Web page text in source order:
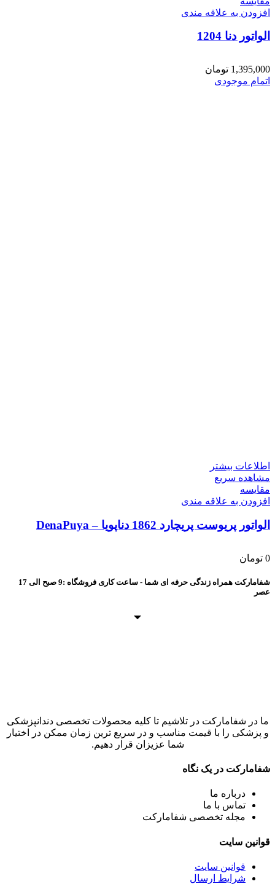
افزودن به علاقه مندی
الواتور دنا 1204
1,395,000 تومان
اتمام موجودی
اطلاعات بیشتر
مشاهده سریع
مقایسه
افزودن به علاقه مندی
الواتور پریوست پریچارد 1862 دناپویا – DenaPuya
0 تومان
شفامارکت همراه زندگی حرفه ای شما - ساعت کاری فروشگاه :9 صبح الی 17
عصر
ما در شفامارکت در تلاشیم تا کلیه محصولات تخصصی دندانپزشکی
و پزشکی را با قیمت مناسب و در سریع ترین زمان ممکن در اختیار
شما عزیزان قرار دهیم.
شفامارکت در یک نگاه
درباره ما
تماس با ما
مجله تخصصی شفامارکت
قوانین سایت
قوانین سایت
شرایط ارسال